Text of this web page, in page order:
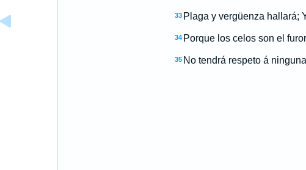
33 Plaga y vergüenza hallará;
34 Porque los celos son el
35 No tendrá respeto á